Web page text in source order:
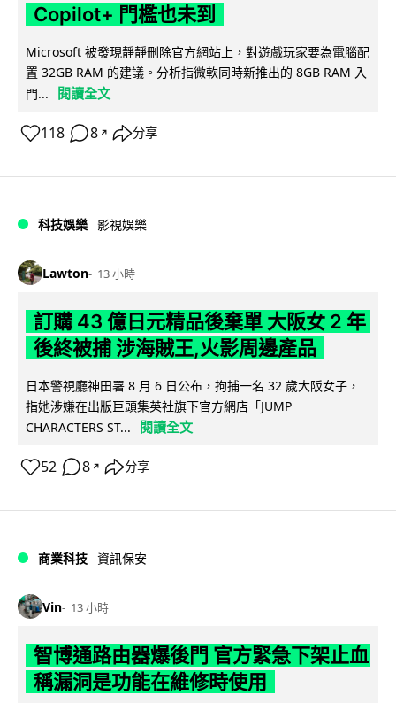
Copilot+ 門檻也未到
Microsoft 被發現靜靜刪除官方網站上，對遊戲玩家要為電腦配
置 32GB RAM 的建議。分析指微軟同時新推出的 8GB RAM 入
門...
閱讀全文
118 8 ↗ 分享
科技娛樂 影視娛樂
Lawton 13 小時
訂購 43 億日元精品後棄單 大阪女 2 年
後終被捕 涉海賊王,火影周邊產品
日本警視廳神田署 8 月 6 日公布，拘捕一名 32 歲大阪女子，
指她涉嫌在出版巨頭集英社旗下官方網店「JUMP
CHARACTERS ST...
閱讀全文
52 8 ↗ 分享
商業科技 資訊保安
Vin 13 小時
智博通路由器爆後門 官方緊急下架止血
稱漏洞是功能在維修時使用